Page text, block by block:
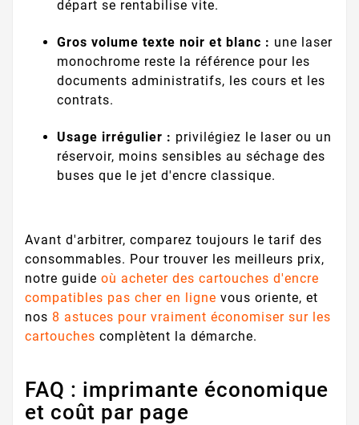
départ se rentabilise vite.
Gros volume texte noir et blanc : une laser
monochrome reste la référence pour les
documents administratifs, les cours et les
contrats.
Usage irrégulier : privilégiez le laser ou un
réservoir, moins sensibles au séchage des
buses que le jet d'encre classique.
Avant d'arbitrer, comparez toujours le tarif des
consommables. Pour trouver les meilleurs prix,
notre guide où acheter des cartouches d'encre
compatibles pas cher en ligne vous oriente, et
nos 8 astuces pour vraiment économiser sur les
cartouches complètent la démarche.
FAQ : imprimante économique
et coût par page